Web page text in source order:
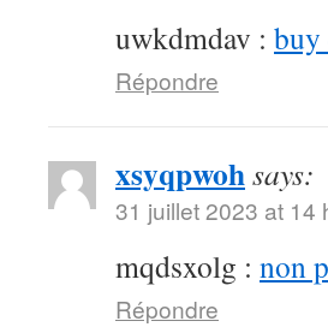
uwkdmdav :
Répondre
xsyqpwohsays:
31 juillet 2023 at 14
mqdsxolg : non
Répondre